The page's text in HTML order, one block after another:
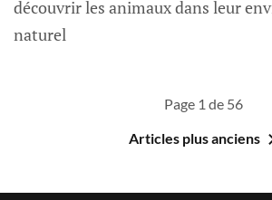
découvrir les animaux dans leur
naturel
Page 1 de 56
Articles plus anciens